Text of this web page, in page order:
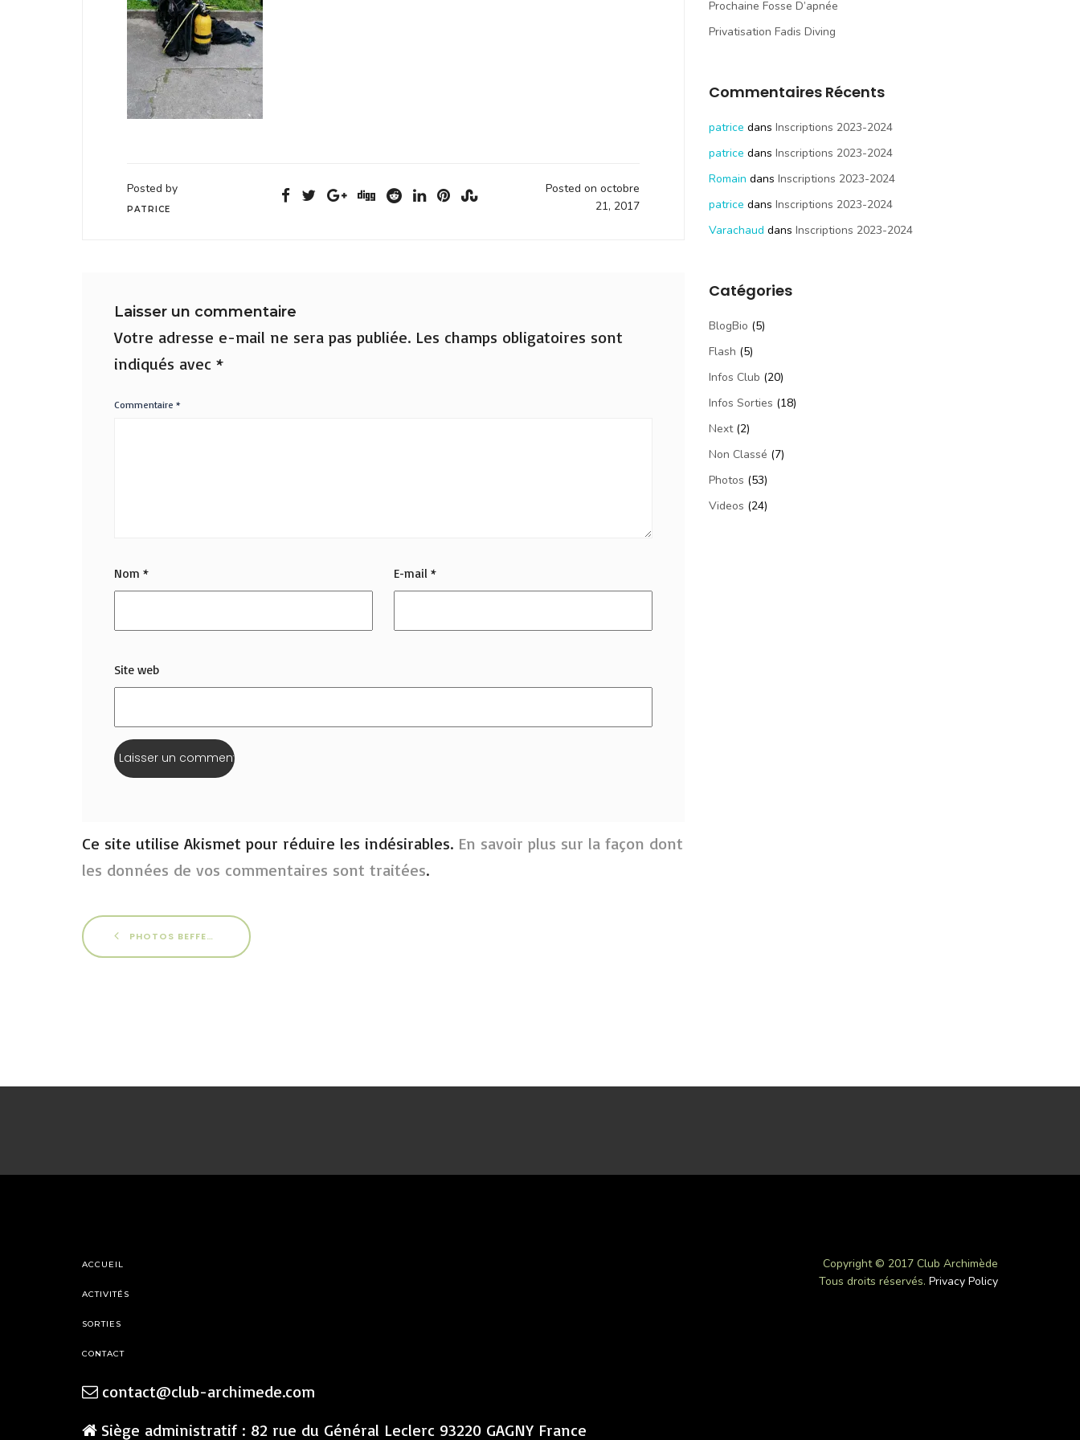
Posted by
PATRICE
Posted on octobre
21, 2017
Laisser un commentaire
Votre adresse e-mail ne sera pas publiée. Les champs obligatoires sont
indiqués avec *
Commentaire *
Nom * E-mail*
Site web
Ce site utilise Akismet pour réduire les indésirables. En savoir plus sur la façon dont
les données de vos commentaires sont traitées.
PHOTOS BEFFES 2016
Prochaine Fosse D’apnée
Privatisation Fadis Diving
Commentaires Récents
patrice dans Inscriptions 2023-2024
patrice dans Inscriptions 2023-2024
Romain dans Inscriptions 2023-2024
patrice dans Inscriptions 2023-2024
Varachaud dans Inscriptions 2023-2024
Catégories
BlogBio (5)
Flash (5)
Infos Club (20)
Infos Sorties (18)
Next(2)
Non Classé (7)
Photos (53)
Videos (24)
ACCUEIL
ACTIVITÉS
SORTIES
CONTACT
contact@club-archimede.com
Siège administratif : 82 rue du Général Leclerc 93220 GAGNY France
Copyright © 2017 Club Archimède
Tous droits réservés. Privacy Policy